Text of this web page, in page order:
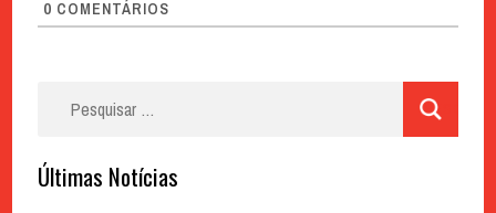
0 COMENTÁRIOS
Últimas Notícias